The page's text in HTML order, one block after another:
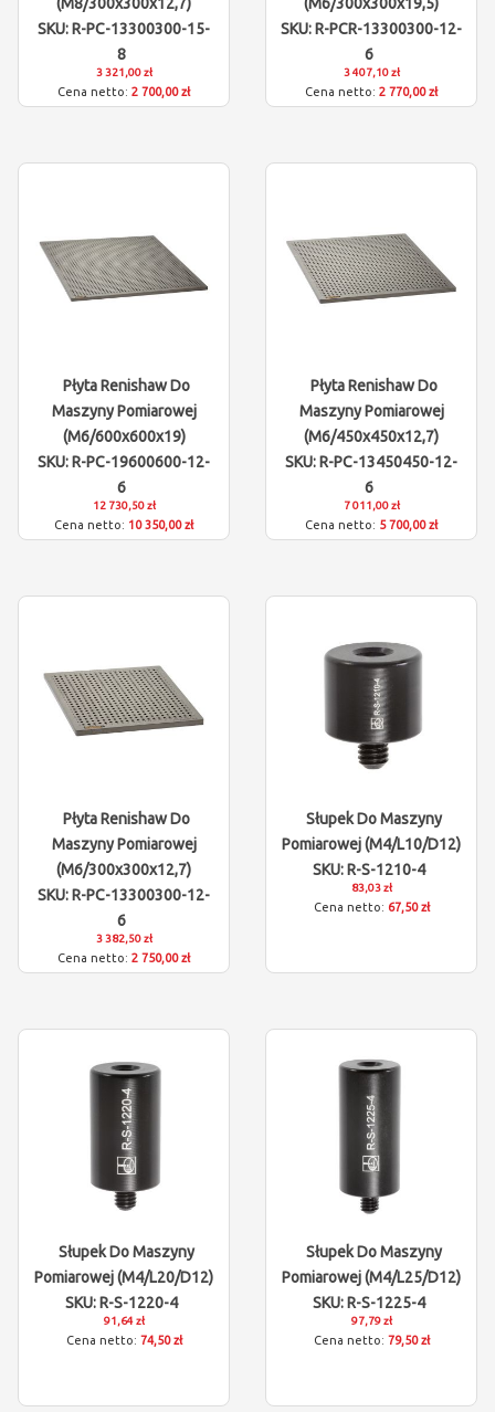
SKU: R-PC-13300300-15-
8
3 321,00 zł
2 700,00 zł
SKU: R-PCR-13300300-12-
6
3 407,10 zł
2 770,00 zł
Płyta Renishaw Do
Maszyny Pomiarowej
(M6/600x600x19)
SKU: R-PC-19600600-12-
6
12 730,50 zł
10 350,00 zł
Płyta Renishaw Do
Maszyny Pomiarowej
(M6/450x450x12,7)
SKU: R-PC-13450450-12-
6
7 011,00 zł
5 700,00 zł
Płyta Renishaw Do
Maszyny Pomiarowej
(M6/300x300x12,7)
SKU: R-PC-13300300-12-
6
3 382,50 zł
2 750,00 zł
Słupek Do Maszyny
Pomiarowej (M4/L10/D12)
SKU: R-S-1210-4
83,03 zł
67,50 zł
Słupek Do Maszyny
Pomiarowej (M4/L20/D12)
SKU: R-S-1220-4
91,64 zł
74,50 zł
Słupek Do Maszyny
Pomiarowej (M4/L25/D12)
SKU: R-S-1225-4
97,79 zł
79,50 zł